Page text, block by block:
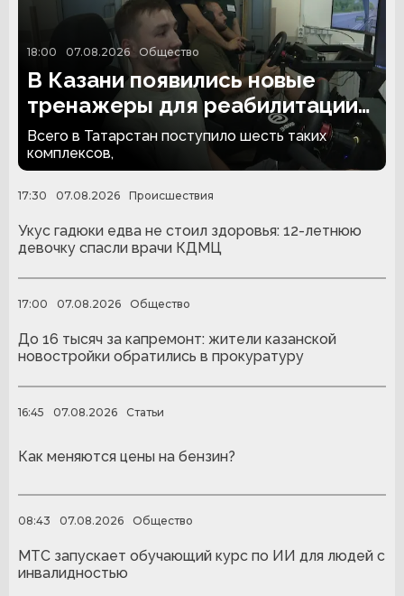
18:00 07.08.2026 Общество
В Казани появились новые
тренажеры для реабилитации
людей с ампутациями
Всего в Татарстан поступило шесть таких
комплексов,
17:30 07.08.2026 Происшествия
Укус гадюки едва не стоил здоровья: 12-летнюю
девочку спасли врачи КДМЦ
17:00 07.08.2026 Общество
До 16 тысяч за капремонт: жители казанской
новостройки обратились в прокуратуру
16:45 07.08.2026 Статьи
Как меняются цены на бензин?
08:43 07.08.2026 Общество
МТС запускает обучающий курс по ИИ для людей с
инвалидностью